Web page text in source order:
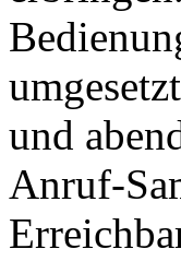
und
Anruf-